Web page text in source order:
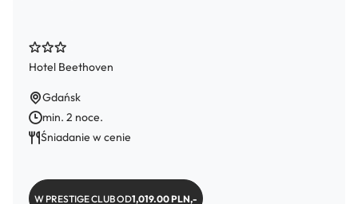
Hotel Beethoven
Gdańsk
min. 2 noce.
Śniadanie w cenie
W PRESTIGE CLUB OD1,019.00 PLN,-